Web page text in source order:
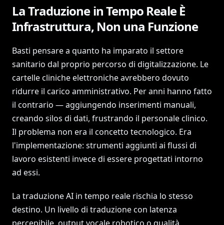
La Traduzione in Tempo Reale È
Infrastruttura, Non una Funzione
Basti pensare a quanto ha imparato il settore
sanitario dal proprio percorso di digitalizzazione. Le
cartelle cliniche elettroniche avrebbero dovuto
ridurre il carico amministrativo. Per anni hanno fatto
il contrario — aggiungendo inserimenti manuali,
creando silos di dati, frustrando il personale clinico.
Il problema non era il concetto tecnologico. Era
l'implementazione: strumenti aggiunti ai flussi di
lavoro esistenti invece di essere progettati intorno
ad essi.
La traduzione AI in tempo reale rischia lo stesso
destino. Un livello di traduzione con latenza